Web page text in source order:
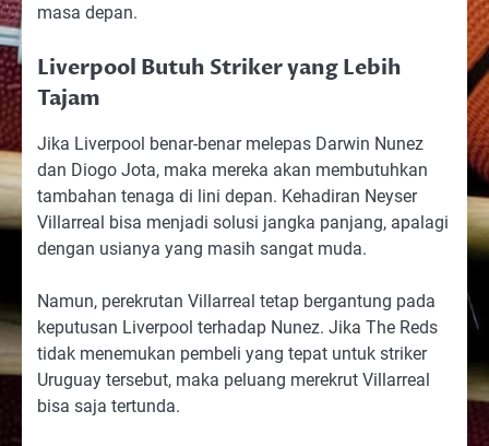
masa depan.
Liverpool Butuh Striker yang Lebih
Tajam
Jika Liverpool benar-benar melepas Darwin Nunez
dan Diogo Jota, maka mereka akan membutuhkan
tambahan tenaga di lini depan. Kehadiran Neyser
Villarreal bisa menjadi solusi jangka panjang, apalagi
dengan usianya yang masih sangat muda.
Namun, perekrutan Villarreal tetap bergantung pada
keputusan Liverpool terhadap Nunez. Jika The Reds
tidak menemukan pembeli yang tepat untuk striker
Uruguay tersebut, maka peluang merekrut Villarreal
bisa saja tertunda.